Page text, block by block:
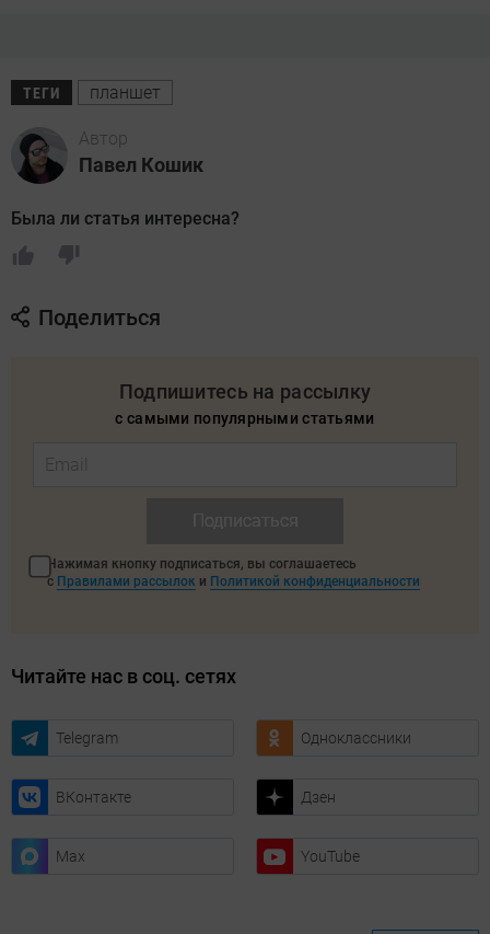
ТЕГИ планшет
Автор
Павел Кошик
Была ли статья интересна?
Поделиться
Подпишитесь на рассылку
с самыми популярными статьями
Нажимая кнопку подписаться, вы соглашаетесь
с Правилами рассылок и Политикой конфиденциальности
Читайте нас в соц. сетях
Telegram Одноклассники
ВКонтакте Дзен
Max YouTube